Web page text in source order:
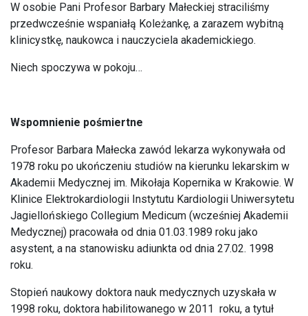
W osobie Pani Profesor Barbary Małeckiej straciliśmy
przedwcześnie wspaniałą Koleżankę, a zarazem wybitną
klinicystkę, naukowca i nauczyciela akademickiego.
Niech spoczywa w pokoju…
Wspomnienie pośmiertne
Profesor Barbara Małecka zawód lekarza wykonywała od
1978 roku po ukończeniu studiów na kierunku lekarskim w
Akademii Medycznej im. Mikołaja Kopernika w Krakowie. W
Klinice Elektrokardiologii Instytutu Kardiologii Uniwersytetu
Jagiellońskiego Collegium Medicum (wcześniej Akademii
Medycznej) pracowała od dnia 01.03.1989 roku jako
asystent, a na stanowisku adiunkta od dnia 27.02. 1998
roku.
Stopień naukowy doktora nauk medycznych uzyskała w
1998 roku, doktora habilitowanego w 2011 roku, a tytuł